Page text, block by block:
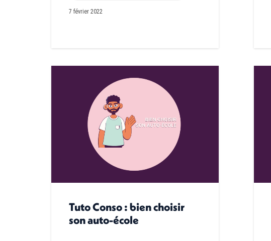
7 février 2022
Tuto Conso : bien choisir
son auto-école